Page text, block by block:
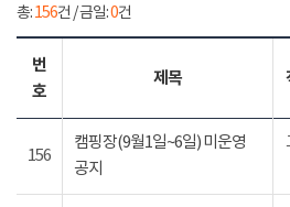
총:156건 / 금일:0건
번
호
제목
156
캠핑장(9월1일~6일) 미운영
공지